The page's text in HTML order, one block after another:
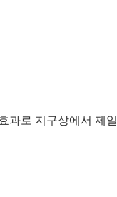
과로 지구상에서 제일